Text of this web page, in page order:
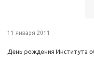
11 января 2011
День рождения Института